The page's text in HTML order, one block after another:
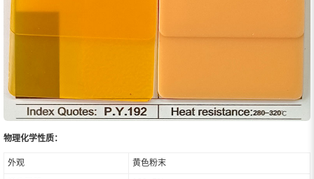
物理化学性质：
外观 黄色粉末